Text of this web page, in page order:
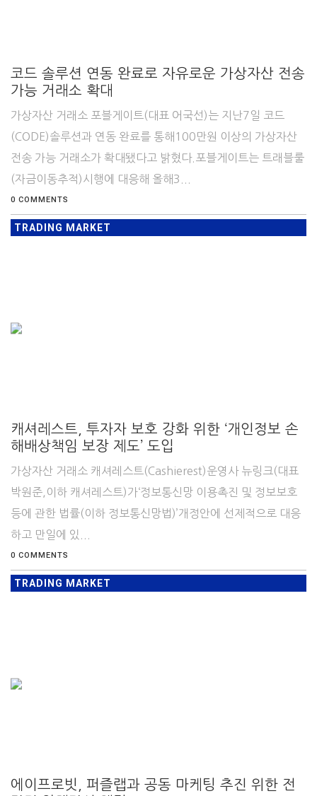
코드 솔루션 연동 완료로 자유로운 가상자산 전송
가능 거래소 확대
가상자산 거래소 포블게이트(대표 어국선)는 지난7일 코드
(CODE)솔루션과 연동 완료를 통해100만원 이상의 가상자산
전송 가능 거래소가 확대됐다고 밝혔다.포블게이트는 트래블룰
(자금이동추적)시행에 대응해 올해3...
0 COMMENTS
TRADING MARKET
캐셔레스트, 투자자 보호 강화 위한 ‘개인정보 손
해배상책임 보장 제도’ 도입
가상자산 거래소 캐셔레스트(Cashierest)운영사 뉴링크(대표
박원준,이하 캐셔레스트)가‘정보통신망 이용촉진 및 정보보호
등에 관한 법률(이하 정보통신망법)’개정안에 선제적으로 대응
하고 만일에 있...
0 COMMENTS
TRADING MARKET
에이프로빗, 퍼즐랩과 공동 마케팅 추진 위한 전